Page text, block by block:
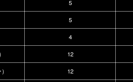
5
5
4
12
12